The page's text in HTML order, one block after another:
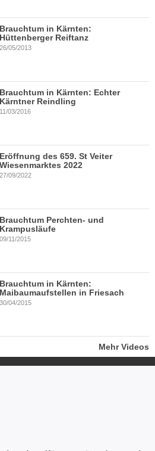
Brauchtum in Kärnten:
Hüttenberger Reiftanz
26/05/2013
Brauchtum in Kärnten: Echter
Kärntner Reindling
11/03/2016
Eröffnung des 659. St Veiter
Wiesenmarktes 2022
27/09/2022
Brauchtum Perchten- und
Krampusläufe
09/11/2015
Brauchtum in Kärnten:
Maibaumaufstellen in Friesach
30/04/2015
Mehr Videos